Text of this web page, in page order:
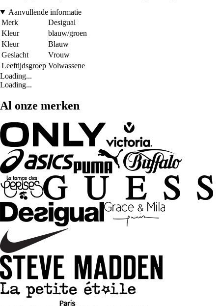
Aanvullende informatie
Merk
Desigual
Kleur
blauw/groen
Kleur
Blauw
Geslacht
Vrouw
Leeftijdsgroep Volwassene
Loading...
Loading...
Al onze merken